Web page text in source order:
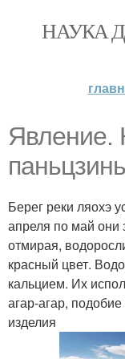
НАУКА
Явление.
Берег реки ляохэ
апреля по май они
отмирая,
красный цвет.
кальцием. Их
агар-агар,
изделия